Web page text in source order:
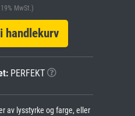
MwSt.)
PERFEKT
av lysstyrke og farge, eller